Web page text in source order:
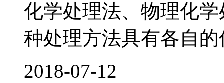
化学处理法、物理化
种处理方法具有各自
2018-07-12